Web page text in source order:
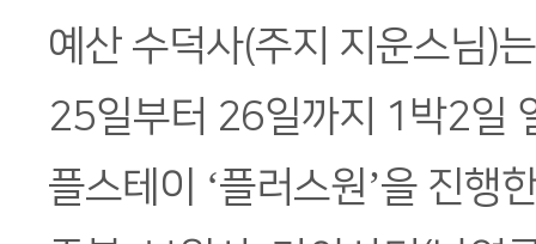
예산 수덕사(주지 지운스님)
25일부터 26일까지 1박2일
플스테이 ‘플러스원’을 진행